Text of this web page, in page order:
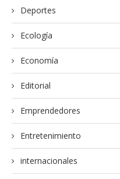
Deportes
Ecología
Economía
Editorial
Emprendedores
Entretenimiento
internacionales